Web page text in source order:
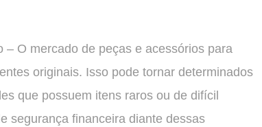
O mercado de peças e acessórios para
originais. Isso pode tornar determinados
que possuem itens raros ou de difícil
segurança financeira diante dessas